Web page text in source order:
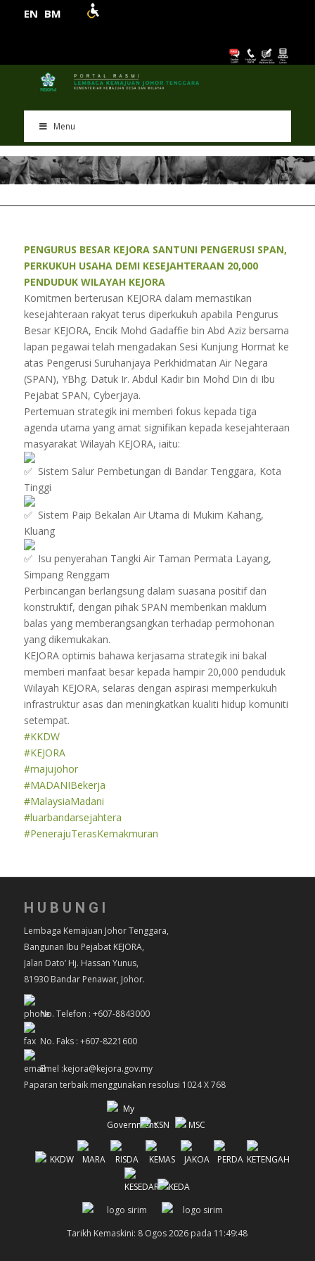
EN BM
Menu
PENGURUS BESAR KEJORA SANTUNI PENGERUSI SPAN,
PERKUKUH USAHA DEMI KESEJAHTERAAN 20,000
PENDUDUK WILAYAH KEJORA
Komitmen berterusan KEJORA dalam memastikan
kesejahteraan rakyat terus diperkukuh apabila Pengurus
Besar KEJORA, Encik Mohd Gadaffie bin Abd Aziz bersama
lapan pegawai telah mengadakan Sesi Kunjung Hormat ke
atas Pengerusi Suruhanjaya Perkhidmatan Air Negara
(SPAN), YBhg. Datuk Ir. Abdul Kadir bin Mohd Din di Ibu
Pejabat SPAN, Cyberjaya.
Pertemuan strategik ini memberi fokus kepada tiga
agenda utama yang amat signifikan kepada kesejahteraan
masyarakat Wilayah KEJORA, iaitu:
Sistem Salur Pembetungan di Bandar Tenggara, Kota
Tinggi
Sistem Paip Bekalan Air Utama di Mukim Kahang,
Kluang
Isu penyerahan Tangki Air Taman Permata Layang,
Simpang Renggam
Perbincangan berlangsung dalam suasana positif dan
konstruktif, dengan pihak SPAN memberikan maklum
balas yang memberangsangkan terhadap permohonan
yang dikemukakan.
KEJORA optimis bahawa kerjasama strategik ini bakal
memberi manfaat besar kepada hampir 20,000 penduduk
Wilayah KEJORA, selaras dengan aspirasi memperkukuh
infrastruktur asas dan meningkatkan kualiti hidup komuniti
setempat.
#KKDW
#KEJORA
#majujohor
#MADANIBekerja
#MalaysiaMadani
#luarbandarsejahtera
#PenerajuTerasKemakmuran
HUBUNGI
Lembaga Kemajuan Johor Tenggara,
Bangunan Ibu Pejabat KEJORA,
Jalan Dato’ Hj. Hassan Yunus,
81930 Bandar Penawar, Johor.
No. Telefon : +607-8843000
No. Faks : +607-8221600
Emel :kejora@kejora.gov.my
Paparan terbaik menggunakan resolusi 1024 X 768
Tarikh Kemaskini: 8 Ogos 2026 pada 11:49:48